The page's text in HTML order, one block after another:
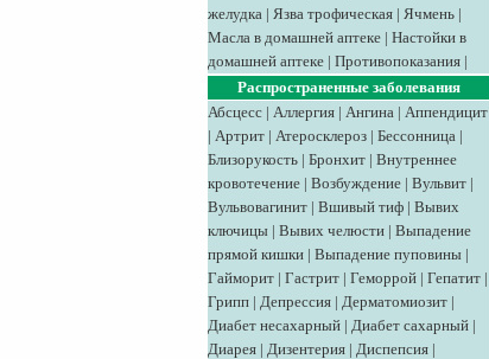
желудка | Язва трофическая | Ячмень |
Масла в домашней аптеке | Настойки в
домашней аптеке | Противопоказания |
Распространенные заболевания
Абсцесс | Аллергия | Ангина | Аппендицит
| Артрит | Атеросклероз | Бессонница |
Близорукость | Бронхит | Внутреннее
кровотечение | Возбуждение | Вульвит |
Вульвовагинит | Вшивый тиф | Вывих
ключицы | Вывих челюсти | Выпадение
прямой кишки | Выпадение пуповины |
Гайморит | Гастрит | Геморрой | Гепатит |
Грипп | Депрессия | Дерматомиозит |
Диабет несахарный | Диабет сахарный |
Диарея | Дизентерия | Диспепсия |